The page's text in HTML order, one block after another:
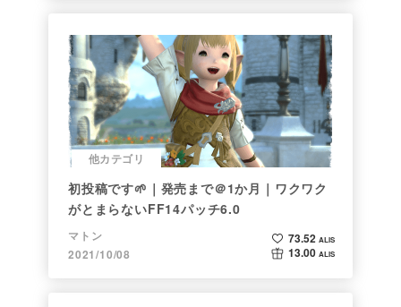
他カテゴリ
初投稿です🌱｜発売まで＠1か月｜ワクワク
がとまらないFF14パッチ6.0
マトン
2021/10/08
73.52 ALIS
13.00 ALIS